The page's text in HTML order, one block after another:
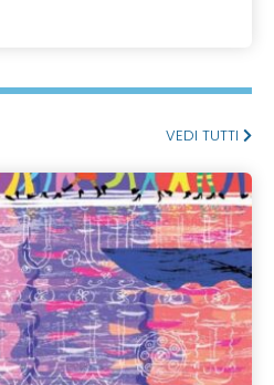
VEDI TUTTI